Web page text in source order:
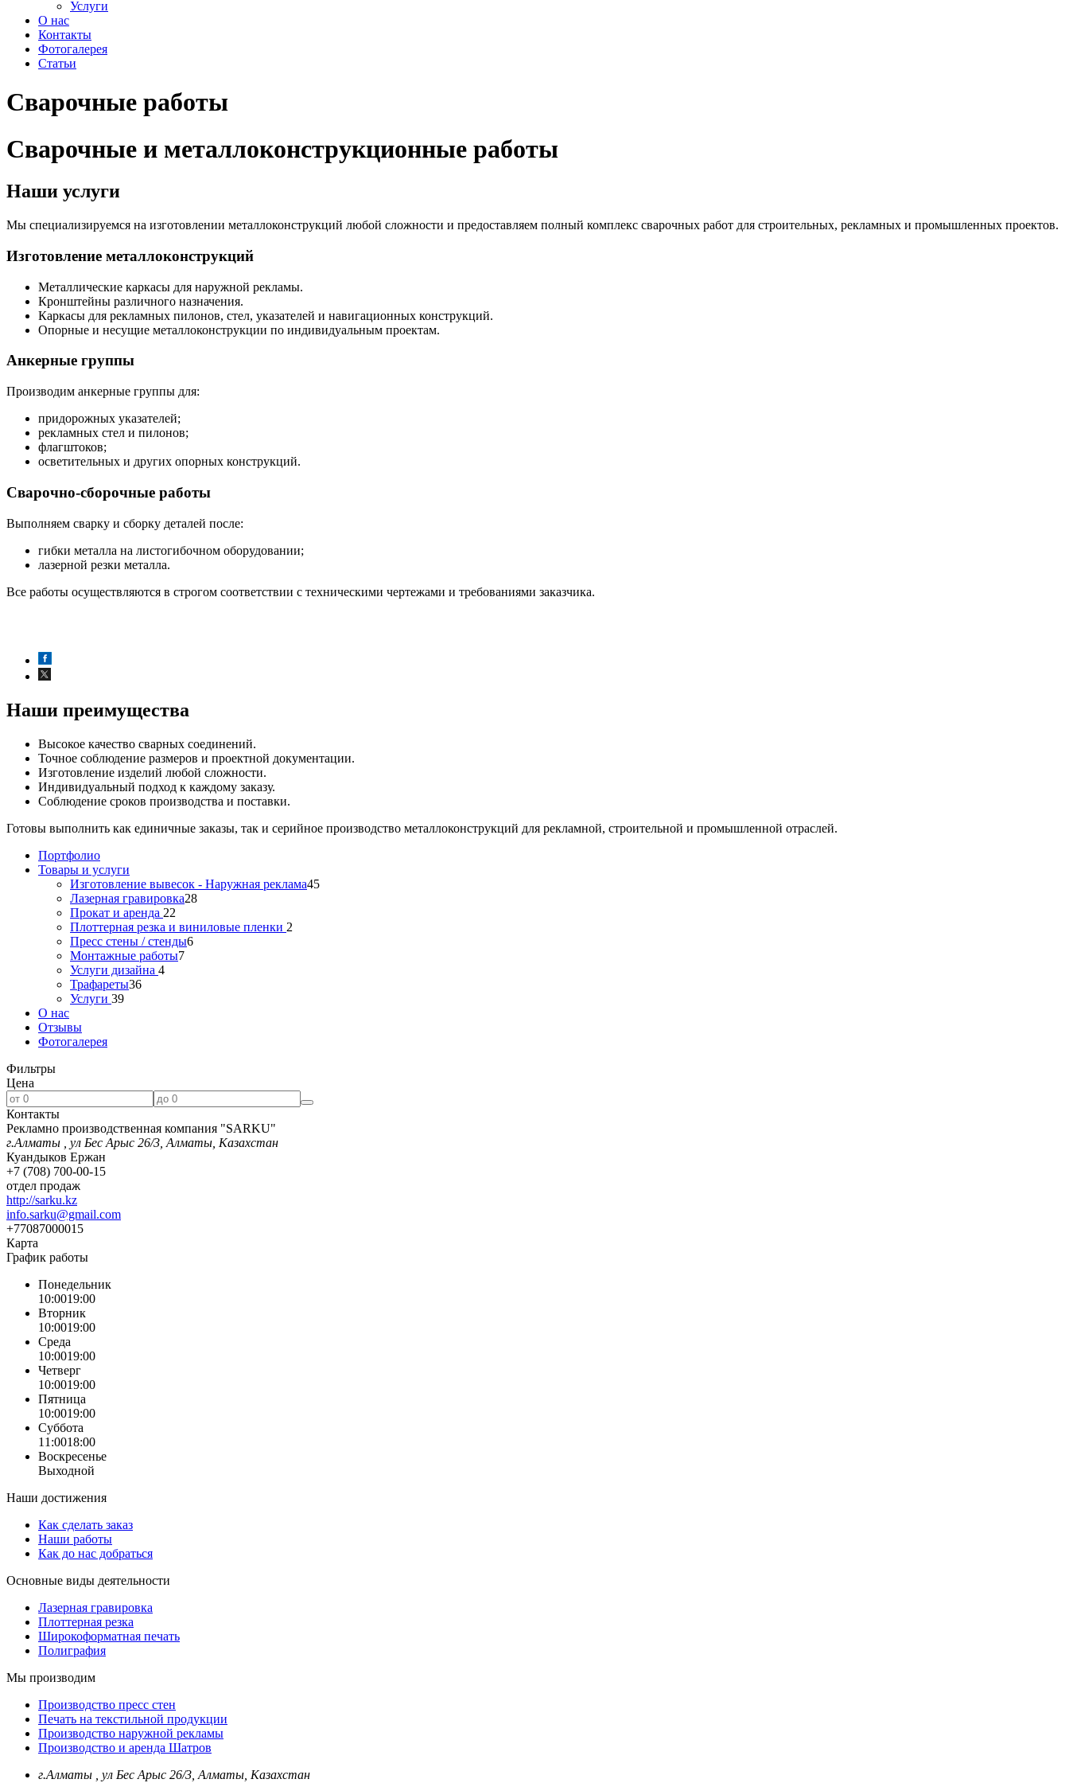
Услуги
О нас
Контакты
Фотогалерея
Статьи
Сварочные работы
Сварочные и металлоконструкционные работы
Наши услуги
Мы специализируемся на изготовлении металлоконструкций любой сложности и предоставляем полный комплекс сварочных работ для строительных, рекламных и промышленных проектов.
Изготовление металлоконструкций
Металлические каркасы для наружной рекламы.
Кронштейны различного назначения.
Каркасы для рекламных пилонов, стел, указателей и навигационных конструкций.
Опорные и несущие металлоконструкции по индивидуальным проектам.
Анкерные группы
Производим анкерные группы для:
придорожных указателей;
рекламных стел и пилонов;
флагштоков;
осветительных и других опорных конструкций.
Сварочно-сборочные работы
Выполняем сварку и сборку деталей после:
гибки металла на листогибочном оборудовании;
лазерной резки металла.
Все работы осуществляются в строгом соответствии с техническими чертежами и требованиями заказчика.
Наши преимущества
Высокое качество сварных соединений.
Точное соблюдение размеров и проектной документации.
Изготовление изделий любой сложности.
Индивидуальный подход к каждому заказу.
Соблюдение сроков производства и поставки.
Готовы выполнить как единичные заказы, так и серийное производство металлоконструкций для рекламной, строительной и промышленной отраслей.
Портфолио
Товары и услуги
Изготовление вывесок - Наружная реклама45
Лазерная гравировка28
Прокат и аренда 22
Плоттерная резка и виниловые пленки 2
Пресс стены / стенды6
Монтажные работы7
Услуги дизайна 4
Трафареты36
Услуги 39
О нас
Отзывы
Фотогалерея
Фильтры
Цена
Контакты
Рекламно производственная компания "SARKU"
г.Алматы , ул Бес Арыс 26/3, Алматы, Казахстан
Куандыков Ержан
+7 (708) 700-00-15
отдел продаж
http://sarku.kz
info.sarku@gmail.com
+77087000015
Карта
График работы
Понедельник
10:0019:00
Вторник
10:0019:00
Среда
10:0019:00
Четверг
10:0019:00
Пятница
10:0019:00
Суббота
11:0018:00
Воскресенье
Выходной
Наши достижения
Как сделать заказ
Наши работы
Как до нас добраться
Основные виды деятельности
Лазерная гравировка
Плоттерная резка
Широкоформатная печать
Полиграфия
Мы производим
Производство пресс стен
Печать на текстильной продукции
Производство наружной рекламы
Производство и аренда Шатров
г.Алматы , ул Бес Арыс 26/3, Алматы, Казахстан